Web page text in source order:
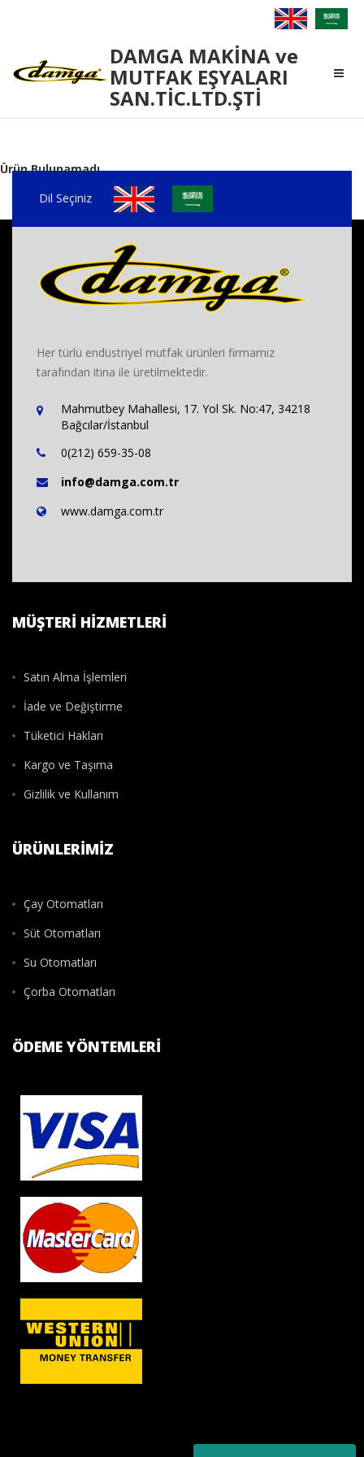
Damga
Makina
DAMGA MAKİNA ve
MUTFAK EŞYALARI
SAN.TİC.LTD.ŞTİ
Ürün Bulunamadı
Dil Seçiniz
Her türlü endüstriyel mutfak ürünleri firmamız
tarafından itina ile üretilmektedir.
Mahmutbey Mahallesi, 17. Yol Sk. No:47, 34218
Bağcılar/İstanbul
0(212) 659-35-08
info@damga.com.tr
www.damga.com.tr
MÜŞTERI HIZMETLERI
Satın Alma İşlemleri
İade ve Değiştirme
Tüketici Hakları
Kargo ve Taşıma
Gizlilik ve Kullanım
ÜRÜNLERIMIZ
Çay Otomatları
Süt Otomatları
Su Otomatları
Çorba Otomatları
ÖDEME YÖNTEMLERI